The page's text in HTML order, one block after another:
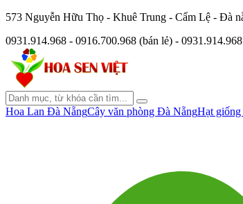
573 Nguyễn Hữu Thọ - Khuê Trung - Cẩm Lệ - Đà
0931.914.968 - 0916.700.968 (bán lẻ) -
Hoa Lan Đà NẵngCây văn phòng Đà NẵngHạt